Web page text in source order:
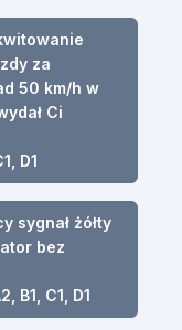
za
50 km/h w
Ci
D1
sygnał żółty
bez
B1, C1, D1